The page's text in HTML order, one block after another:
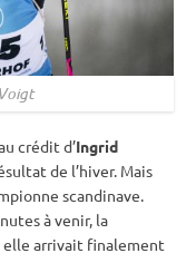
crédit d’Ingrid
de l’hiver. Mais
scandinave.
à venir, la
arrivait finalement